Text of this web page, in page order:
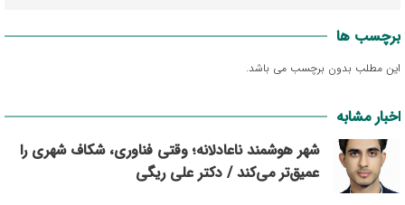
برچسب ها
این مطلب بدون برچسب می باشد.
اخبار مشابه
شهر هوشمند ناعادلانه؛ وقتی فناوری، شکاف شهری را
عمیق‌تر می‌کند / دکتر علی ریگی